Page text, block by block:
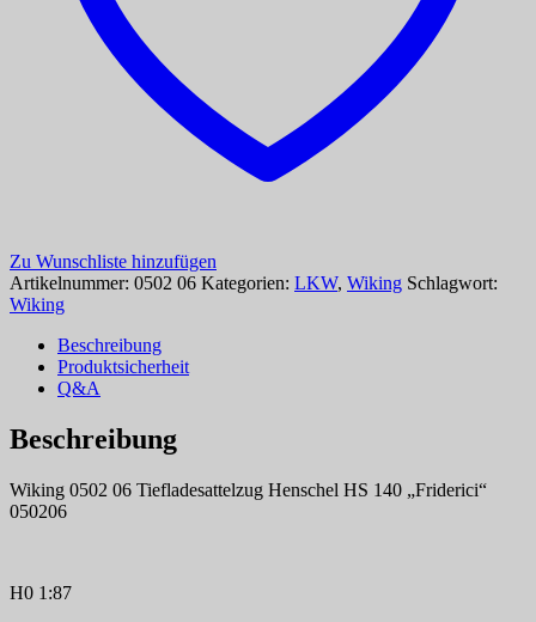
Zu Wunschliste hinzufügen
Artikelnummer: 0502 06 Kategorien: LKW, Wiking Schlagwort:
Wiking
Beschreibung
Produktsicherheit
Q&A
Beschreibung
Wiking 0502 06 Tiefladesattelzug Henschel HS 140 „Friderici“
050206
H0 1:87